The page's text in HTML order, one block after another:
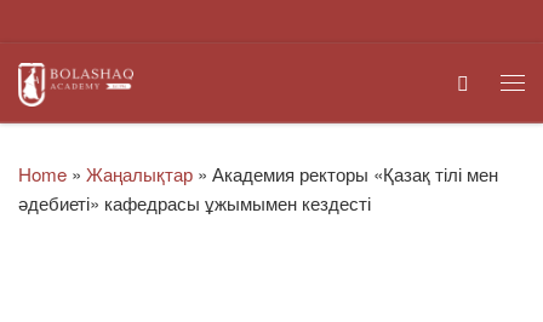
Search
Home » Жаңалықтар » Академия ректоры «Қазақ тілі мен
әдебиеті» кафедрасы ұжымымен кездесті